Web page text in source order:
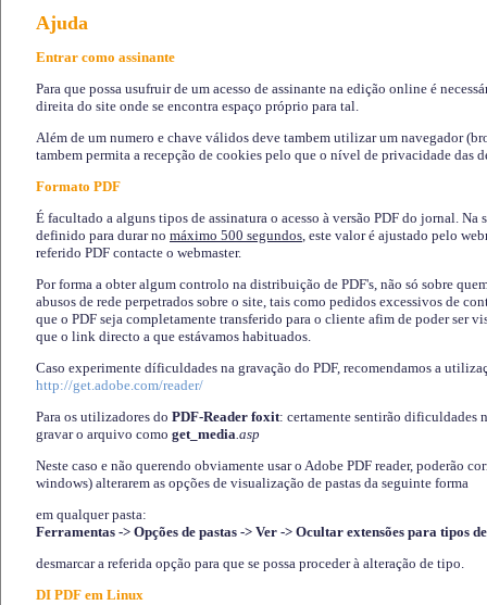
Ajuda
Entrar como assinante
Para que possa usufruir de um acesso de assinante na edição online é
direita do site onde se encontra espaço próprio para tal.
Além de um numero e chave válidos deve tambem utilizar um navegador
tambem permita a recepção de cookies pelo que o nível de privacidade das
Formato PDF
É facultado a alguns tipos de assinatura o acesso à versão PDF do jornal. Na
definido para durar no máximo 500 segundos, este valor é ajustado pelo
referido PDF contacte o webmaster.
Por forma a obter algum controlo na distribuição de PDF's, não só sobre
abusos de rede perpetrados sobre o site, tais como pedidos excessivos de
que o PDF seja completamente transferido para o cliente afim de poder ser
que o link directo a que estávamos habituados.
Caso experimente díficuldades na gravação do PDF, recomendamos a
http://get.adobe.com/reader/
Para os utilizadores do PDF-Reader foxit: certamente sentirão dificuldades
gravar o arquivo como get_media.asp
Neste caso e não querendo obviamente usar o Adobe PDF reader, poderão
windows) alterarem as opções de visualização de pastas da seguinte forma
em qualquer pasta:
Ferramentas -> Opções de pastas -> Ver -> Ocultar extensões para tipos
desmarcar a referida opção para que se possa proceder à alteração de tipo.
DI PDF em Linux